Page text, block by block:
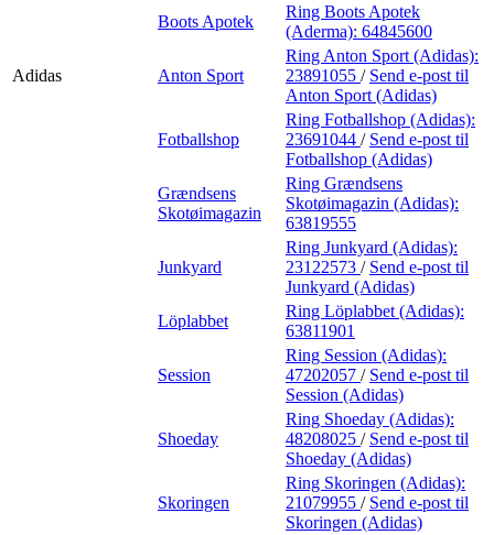
Boots Apotek
Ring Boots Apotek
(Aderma): 64845600
Adidas Anton Sport
Ring Anton Sport (Adidas):
23891055 / Send e-post til
Anton Sport (Adidas)
Fotballshop
Ring Fotballshop (Adidas):
23691044 / Send e-post til
Fotballshop (Adidas)
Grændsens
Skotøimagazin
Ring Grændsens
Skotøimagazin (Adidas):
63819555
Junkyard
Ring Junkyard (Adidas):
23122573 / Send e-post til
Junkyard (Adidas)
Löplabbet
Ring Löplabbet (Adidas):
63811901
Session
Ring Session (Adidas):
47202057 / Send e-post til
Session (Adidas)
Shoeday
Ring Shoeday (Adidas):
48208025 / Send e-post til
Shoeday (Adidas)
Skoringen
Ring Skoringen (Adidas):
21079955 / Send e-post til
Skoringen (Adidas)